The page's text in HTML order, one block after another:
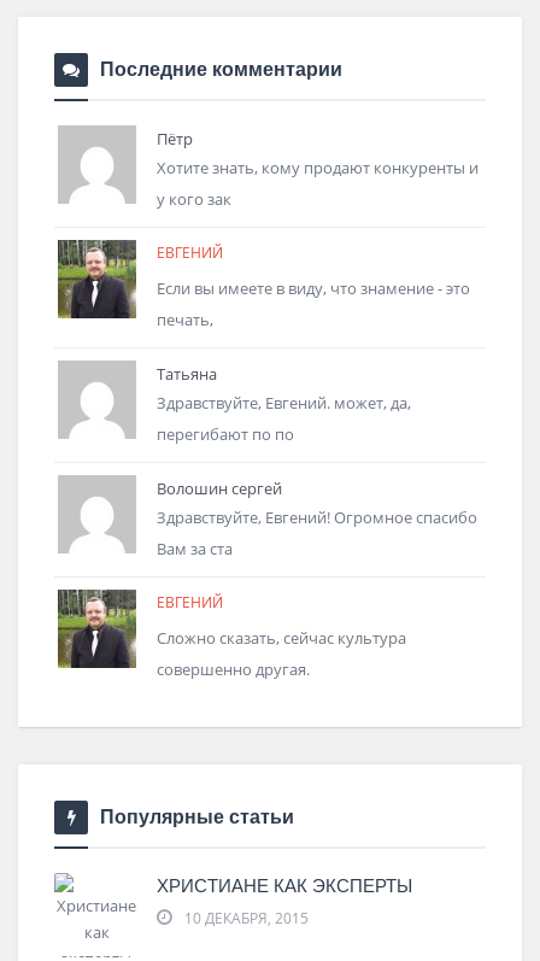
Последние комментарии
Пётр
Хотите знать, кому продают конкуренты и
у кого зак
ЕВГЕНИЙ
Если вы имеете в виду, что знамение - это
печать,
Татьяна
Здравствуйте, Евгений. может, да,
перегибают по по
Волошин сергей
Здравствуйте, Евгений! Огромное спасибо
Вам за ста
ЕВГЕНИЙ
Сложно сказать, сейчас культура
совершенно другая.
Популярные статьи
ХРИСТИАНЕ КАК ЭКСПЕРТЫ
10 ДЕКАБРЯ, 2015